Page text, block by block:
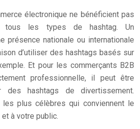
électronique ne bénéficient pas
tous les types de hashtag. Un
présence nationale ou internationale
d’utiliser des hashtags basés sur
Et pour les commerçants B2B
professionnelle, il peut être
des hashtags de divertissement.
les plus célèbres qui conviennent le
à votre public.